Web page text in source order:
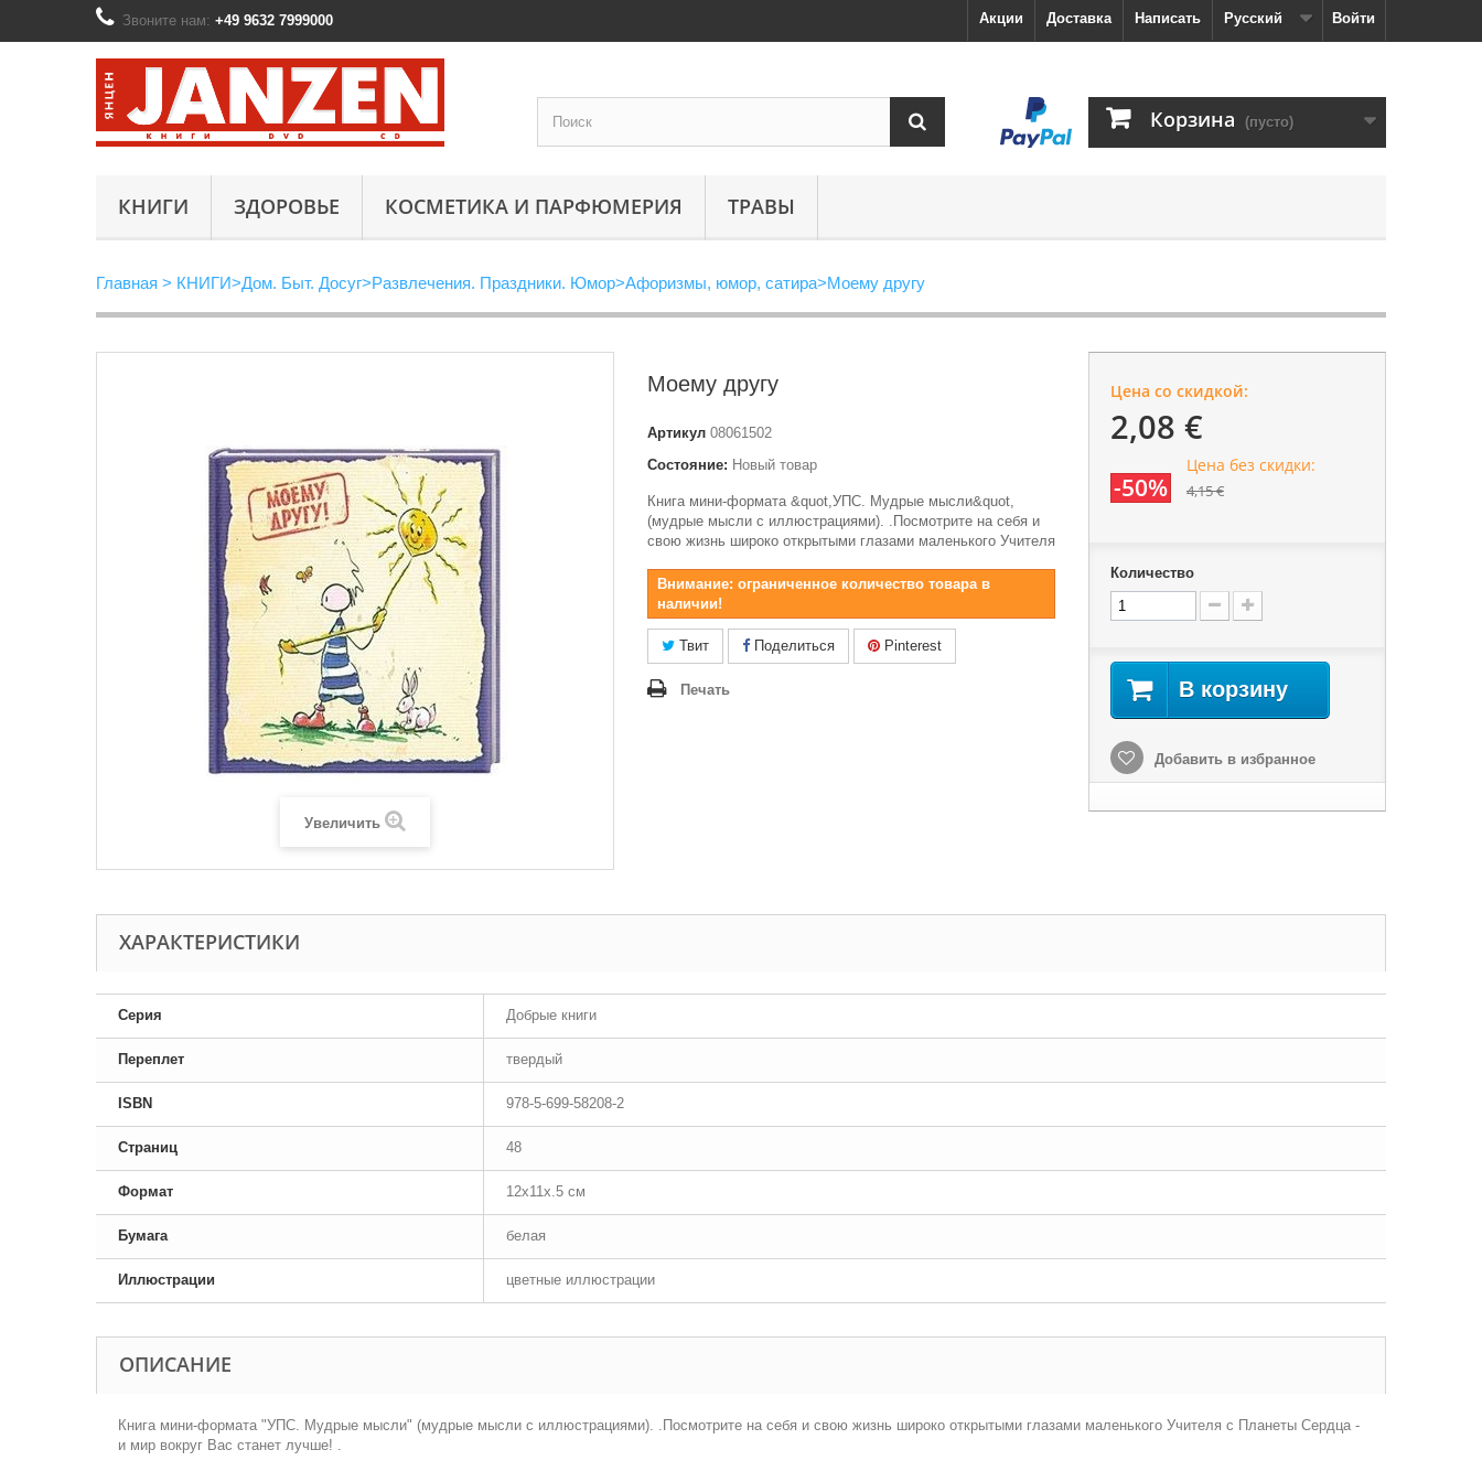
Войти
Русский
Написать
Доставка
Акции
Звоните нам: +49 9632 7999000
Корзина (пусто)
КНИГИ ЗДОРОВЬЕ КОСМЕТИКА И ПАРФЮМЕРИЯ ТРАВЫ
Главная > КНИГИ>Дом. Быт. Досуг>Развлечения. Праздники. Юмор>Афоризмы, юмор, сатира>Моему другу
Увеличить
Моему другу
Артикул 08061502
Состояние: Новый товар
Книга мини-формата &quot,УПС. Мудрые мысли&quot,
(мудрые мысли с иллюстрациями). .Посмотрите на себя и
свою жизнь широко открытыми глазами маленького Учителя
Внимание: ограниченное количество товара в
наличии!
Твит Поделиться Pinterest
Печать
Цена со скидкой:
2,08 €
-50%
Цена без скидки:
4,15 €
Количество
В корзину
Добавить в избранное
ХАРАКТЕРИСТИКИ
Серия Добрые книги
Переплет твердый
ISBN 978-5-699-58208-2
Страниц 48
Формат 12x11x.5 см
Бумага белая
Иллюстрации цветные иллюстрации
ОПИСАНИЕ
Книга мини-формата "УПС. Мудрые мысли" (мудрые мысли с иллюстрациями). .Посмотрите на себя и свою жизнь широко открытыми глазами маленького Учителя с Планеты Сердца -
и мир вокруг Вас станет лучше! .